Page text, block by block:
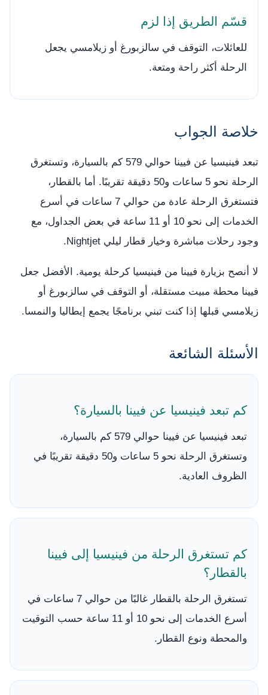
قسّم الطريق إذا لزم
للعائلات، التوقف في سالزبورغ أو زيلامسي يجعل
الرحلة أكثر راحة ومتعة.
خلاصة الجواب
تبعد فينيسيا عن فيينا حوالي 579 كم بالسيارة، وتستغرق
الرحلة نحو 5 ساعات و50 دقيقة تقريبًا. أما بالقطار،
فتستغرق الرحلة عادة من حوالي 7 ساعات في أسرع
الخدمات إلى نحو 10 أو 11 ساعة في بعض الجداول، مع
وجود رحلات مباشرة وخيار قطار ليلي Nightjet.
لا أنصح بزيارة فيينا من فينيسيا كرحلة يومية. الأفضل جعل
فيينا محطة مبيت مستقلة، أو التوقف في سالزبورغ أو
زيلامسي قبلها إذا كنت تبني برنامجًا يجمع إيطاليا والنمسا.
الأسئلة الشائعة
كم تبعد فينيسيا عن فيينا بالسيارة؟
تبعد فينيسيا عن فيينا حوالي 579 كم بالسيارة،
وتستغرق الرحلة نحو 5 ساعات و50 دقيقة تقريبًا في
الظروف العادية.
كم تستغرق الرحلة من فينيسيا إلى فيينا
بالقطار؟
تستغرق الرحلة بالقطار غالبًا من حوالي 7 ساعات في
أسرع الخدمات إلى نحو 10 أو 11 ساعة حسب التوقيت
والمحطة ونوع القطار.